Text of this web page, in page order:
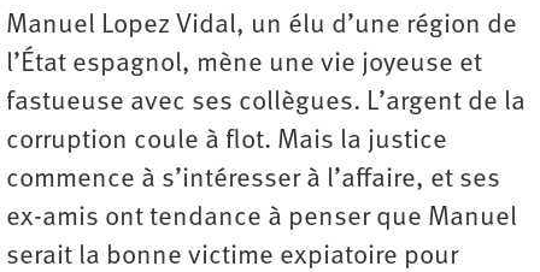
Manuel Lopez Vidal, un élu d’une région de
l’État espagnol, mène une vie joyeuse et
fastueuse avec ses collègues. L’argent de la
corruption coule à flot. Mais la justice
commence à s’intéresser à l’affaire, et ses
ex-amis ont tendance à penser que Manuel
serait la bonne victime expiatoire pour